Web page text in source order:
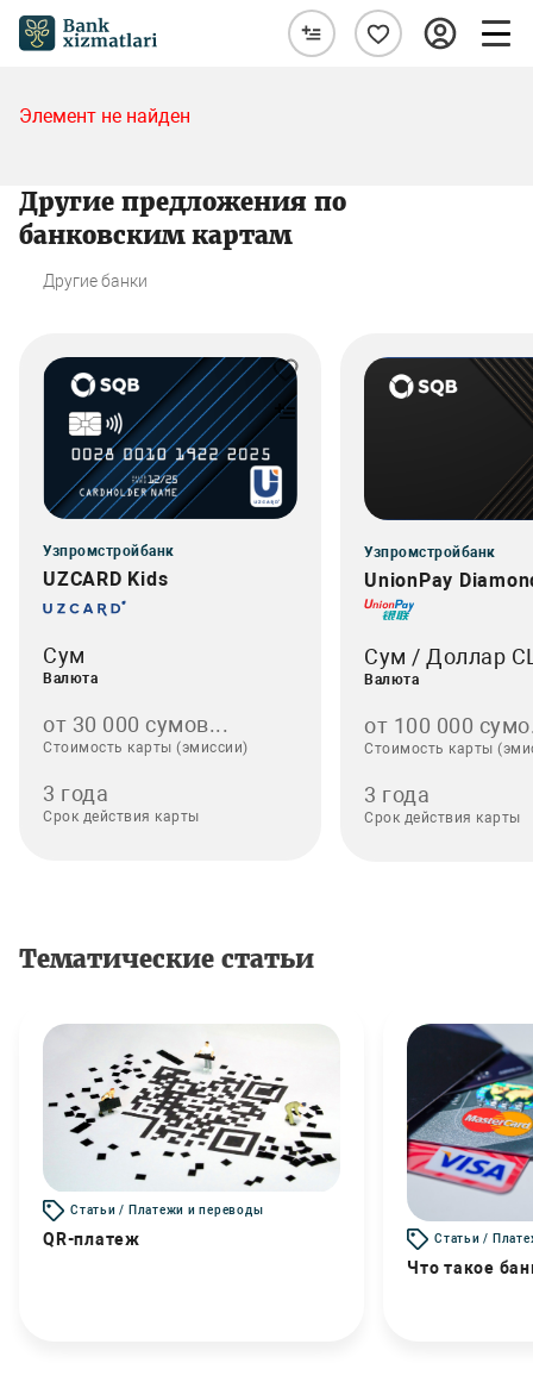
Элемент не найден
Другие предложения по
банковским картам
Другие банки
Узпромстройбанк
UZCARD Kids
Сум
Валюта
от 30 000 сумов...
Стоимость карты (эмиссии)
3 года
Срок действия карты
Узпромстройбанк
UnionPay
Сум / Доллар
Валюта
от 100 000
Стоимость карты
3 года
Срок действия карты
Тематические статьи
Статьи / Платежи и переводы
QR-платеж Статьи /
Что такое